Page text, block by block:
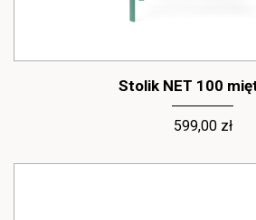
Stolik NET 100
599,00 zł